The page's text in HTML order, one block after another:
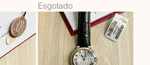
Esgotado